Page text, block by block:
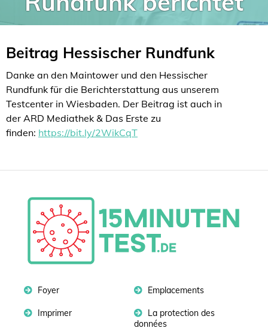
Beitrag Hessischer Rundfunk
Danke an den Maintower und den Hessischer
Rundfunk für die Berichterstattung aus unserem
Testcenter in Wiesbaden. Der Beitrag ist auch in
der ARD Mediathek & Das Erste zu
finden: https://bit.ly/2WikCqT
Foyer Emplacements
Imprimer
La protection des
données